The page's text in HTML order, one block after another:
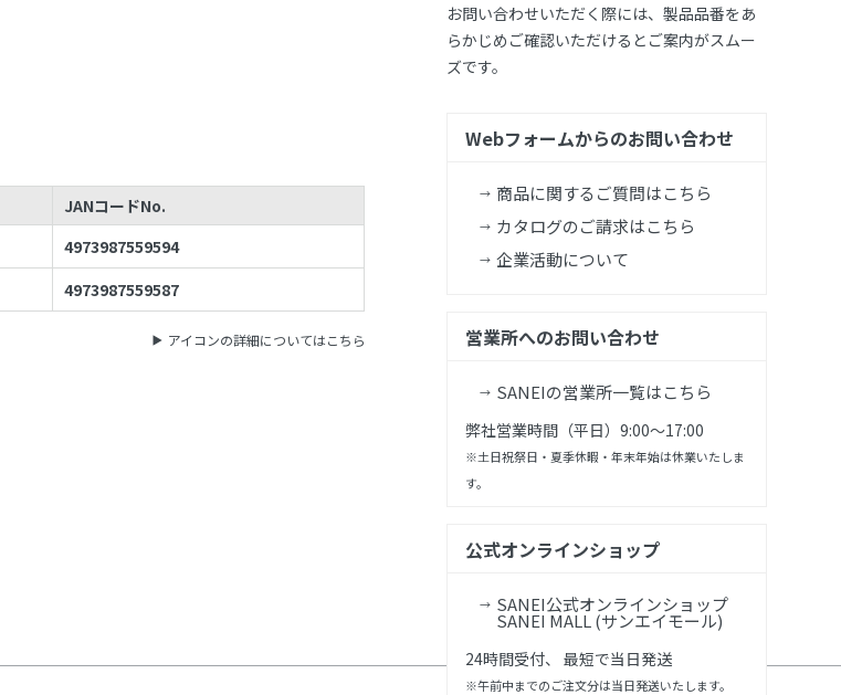
JANコードNo.
4973987559594
4973987559587
アイコンの詳細についてはこちら
お問い合わせいただく際には、製品品番をあ
らかじめご確認いただけるとご案内がスムー
ズです。
Webフォームからのお問い合わせ
商品に関するご質問はこちら
カタログのご請求はこちら
企業活動について
営業所へのお問い合わせ
SANEIの営業所一覧はこちら
弊社営業時間（平日）9:00～17:00
※土日祝祭日・夏季休暇・年末年始は休業いたしま
す。
公式オンラインショップ
SANEI公式オンラインショップ
SANEI MALL (サンエイモール)
24時間受付、 最短で当日発送
※午前中までのご注文分は当日発送いたします。